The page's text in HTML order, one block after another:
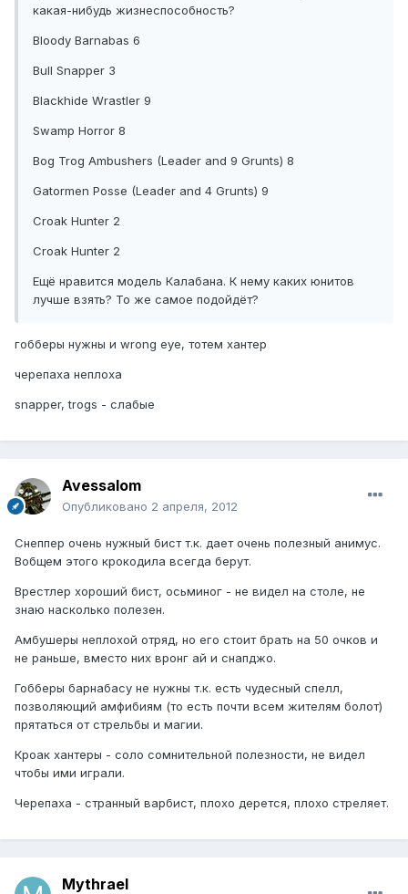
какая-нибудь жизнеспособность?
Bloody Barnabas 6
Bull Snapper 3
Blackhide Wrastler 9
Swamp Horror 8
Bog Trog Ambushers (Leader and 9 Grunts) 8
Gatormen Posse (Leader and 4 Grunts) 9
Croak Hunter 2
Croak Hunter 2
Ещё нравится модель Калабана. К нему каких юнитов
лучше взять? То же самое подойдёт?
гобберы нужны и wrong eye, тотем хантер
черепаха неплоха
snapper, trogs - слабые
Avessalom
Опубликовано 2 апреля, 2012
Снеппер очень нужный бист т.к. дает очень полезный анимус.
Вобщем этого крокодила всегда берут.
Врестлер хороший бист, осьминог - не видел на столе, не
знаю насколько полезен.
Амбушеры неплохой отряд, но его стоит брать на 50 очков и
не раньше, вместо них вронг ай и снапджо.
Гобберы барнабасу не нужны т.к. есть чудесный спелл,
позволяющий амфибиям (то есть почти всем жителям болот)
прятаться от стрельбы и магии.
Кроак хантеры - соло сомнительной полезности, не видел
чтобы ими играли.
Черепаха - странный варбист, плохо дерется, плохо стреляет.
Mythrael